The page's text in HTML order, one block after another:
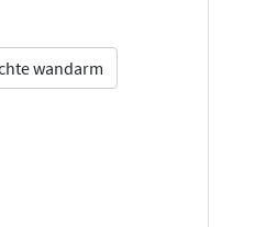
wandarm